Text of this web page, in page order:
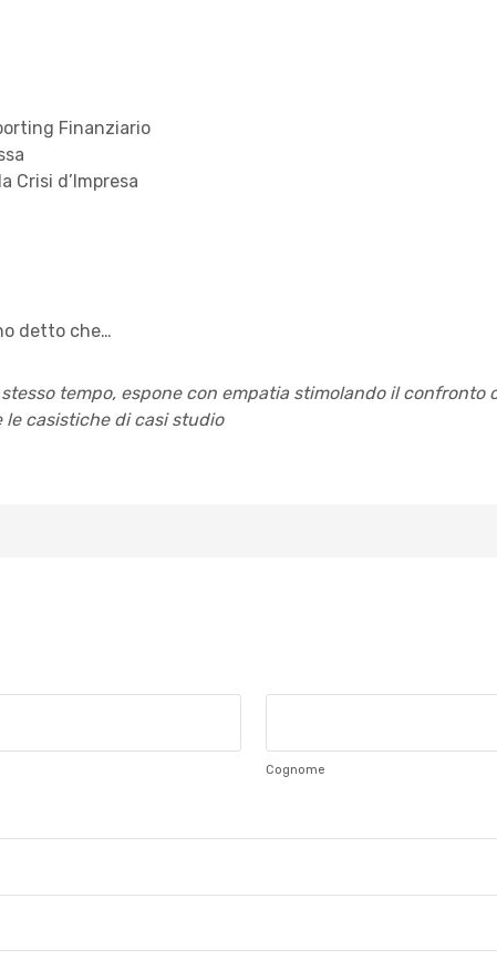
Finanziario
Crisi d’Impresa
detto che…
tempo, espone con empatia stimolando il confronto
casistiche di casi studio
Cognome